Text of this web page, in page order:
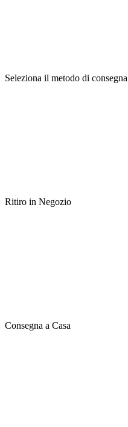
Seleziona il metodo di consegna
Ritiro in Negozio
Consegna a Casa